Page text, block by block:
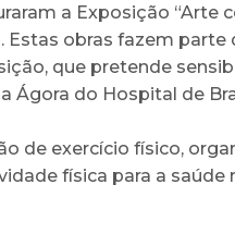
a Exposição “Arte
obras fazem
que pretende
Ágora do Hospital de
exercício físico,
física para a saúde